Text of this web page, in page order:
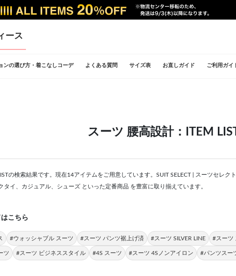
ース
ンの選び方・着こなしコーデ よくある質問 サイズ表 お直しガイド ご利用ガイ
スーツ 腰高設計：ITEM
の検索結果です。現在14アイテムをご用意しています。SUIT SELECT | スーツセレク
タイ、カジュアル、シューズ といった定番商品 を豊富に取り揃えています。
こちら
#ウォッシャブル スーツ #スーツ パンツ裾上げ済 #スーツ SILVER LINE #スーツ
ツ #スーツ ビジネススタイル #4S スーツ #スーツ 4Sノンアイロン #パンツスー